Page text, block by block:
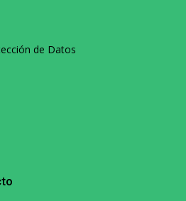
de Datos